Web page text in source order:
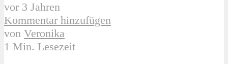
vor 3 Jahren
Kommentar hinzufügen
von Veronika
1 Min. Lesezeit